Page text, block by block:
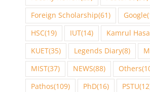
Foreign Scholarship(61) Google
HSC(19) IUT(14) Kamrul
KUET(35) Legends Diary(8)
MIST(37) NEWS(88) Others
Pathos(109) PhD(16) PSTU